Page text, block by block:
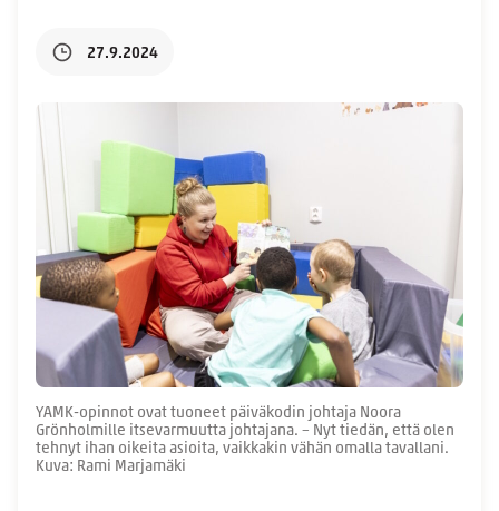
27.9.2024
YAMK-opinnot ovat tuoneet päiväkodin johtaja Noora
Grönholmille itsevarmuutta johtajana. – Nyt tiedän, että olen
tehnyt ihan oikeita asioita, vaikkakin vähän omalla tavallani.
Kuva: Rami Marjamäki